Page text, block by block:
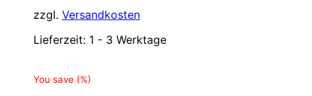
zzgl. Versandkosten
Lieferzeit: 1 - 3 Werktage
You save (%)